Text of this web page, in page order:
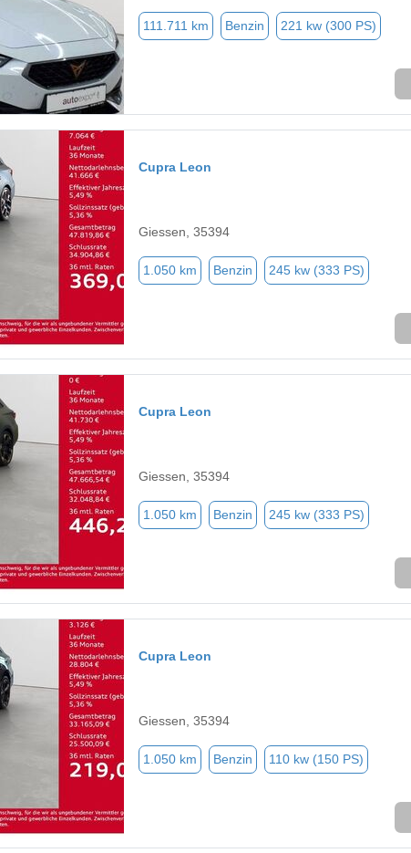
111.711 km Benzin 221 kw (300 PS)
Cupra Leon
Giessen, 35394
1.050 km Benzin 245 kw (333 PS)
Cupra Leon
Giessen, 35394
1.050 km Benzin 245 kw (333 PS)
Cupra Leon
Giessen, 35394
1.050 km Benzin 110 kw (150 PS)